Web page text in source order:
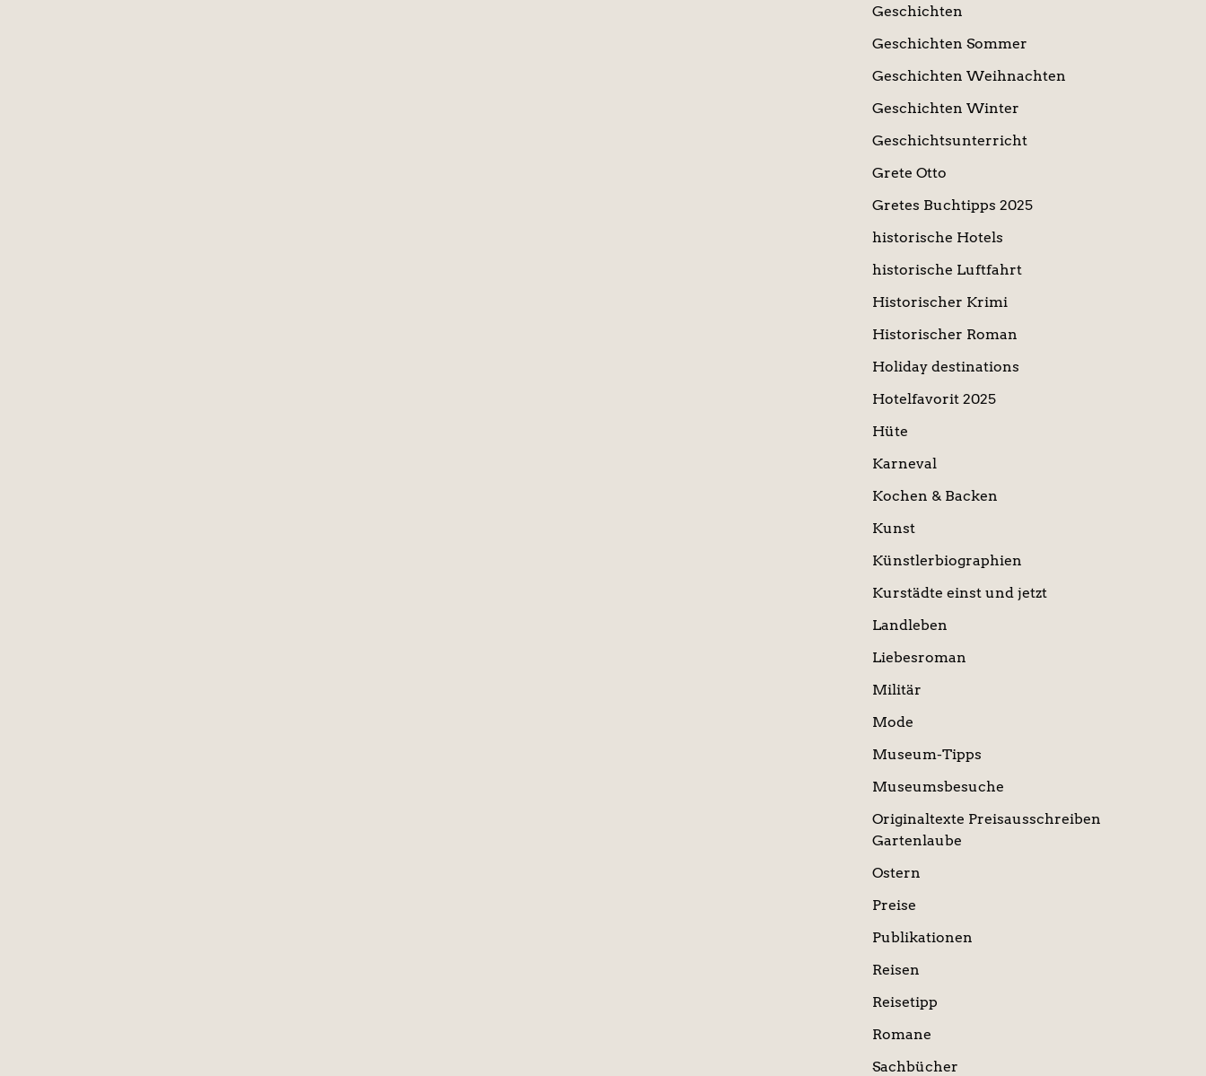
Geschichten
Geschichten Sommer
Geschichten Weihnachten
Geschichten Winter
Geschichtsunterricht
Grete Otto
Gretes Buchtipps 2025
historische Hotels
historische Luftfahrt
Historischer Krimi
Historischer Roman
Holiday destinations
Hotelfavorit 2025
Hüte
Karneval
Kochen & Backen
Kunst
Künstlerbiographien
Kurstädte einst und jetzt
Landleben
Liebesroman
Militär
Mode
Museum-Tipps
Museumsbesuche
Originaltexte Preisausschreiben
Gartenlaube
Ostern
Preise
Publikationen
Reisen
Reisetipp
Romane
Sachbücher